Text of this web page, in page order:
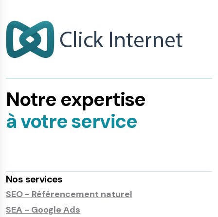
Notre expertise
à votre service
Nos services
SEO - Référencement naturel
SEA - Google Ads